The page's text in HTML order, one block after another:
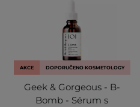
AKCE DOPORUČENO KOSMETOLOGY
Geek & Gorgeous - B-
Bomb - Sérum s